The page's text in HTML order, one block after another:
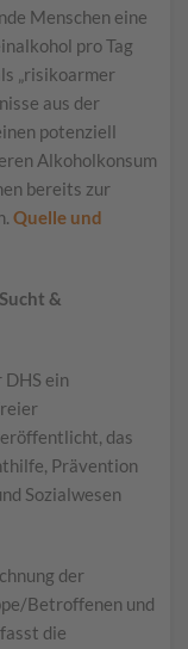
Menschen eine
pro Tag
„risikoarmer
aus der
potenziell
Alkoholkonsum
bereits zur
Quelle und
&
ein
das
Prävention
Sozialwesen
der
Betroffenen und
die